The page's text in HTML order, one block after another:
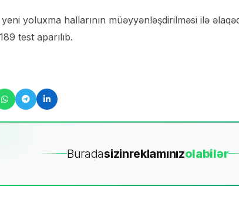
yoluxma hallarının müəyyənləşdirilməsi ilə
test aparılıb.
Buradasizinreklamınızolabilər